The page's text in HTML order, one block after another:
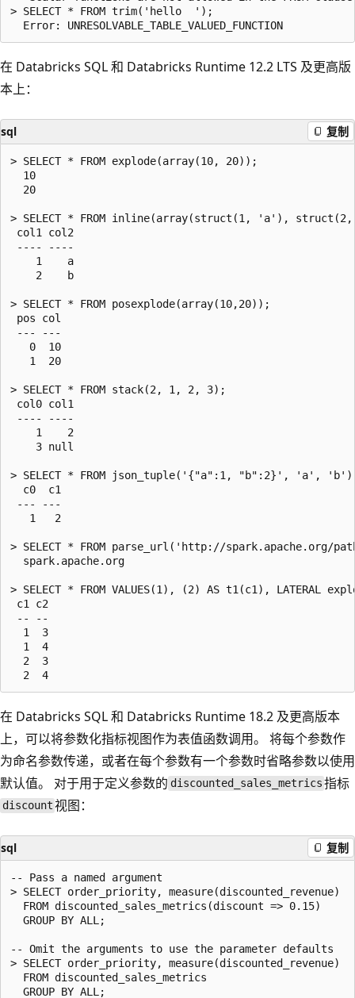
> SELECT * FROM trim('hello  ');
在 Databricks SQL 和 Databricks Runtime 12.2 LTS 及更高版
本上：
sql 复制
> SELECT * FROM explode(array(10, 20));
  10
  20
> SELECT * FROM inline(array(struct(1, 'a'),
col1 col2
---- ----
    1    a
    2    b
> SELECT * FROM posexplode(array(10,20));
pos col
--- ---
   0  10
   1  20
> SELECT * FROM stack(2, 1, 2, 3);
col0 col1
---- ----
    1    2
    3 null
> SELECT * FROM json_tuple('{"a":1, "b":2}', 'a',
  c0  c1
--- ---
   1   2
> SELECT * FROM parse_url('http://spark.apache.org/
  spark.apache.org
> SELECT * FROM VALUES(1), (2) AS t1(c1), LATERAL
c1 c2
-- --
  1  3
  1  4
  2  3
在 Databricks SQL 和 Databricks Runtime 18.2 及更高版本
上，可以将参数化指标视图作为表值函数调用。 将每个参数作
为命名参数传递，或者在每个参数有一个参数时省略参数以使用
默认值。 对于用于定义参数的 discounted_sales_metrics 指标
discount 视图：
sql 复制
-- Pass a named argument
> SELECT order_priority, measure(discounted_revenue)
  FROM discounted_sales_metrics(discount => 0.15)
  GROUP BY ALL;
-- Omit the arguments to use the parameter defaults
> SELECT order_priority, measure(discounted_revenue)
  FROM discounted_sales_metrics